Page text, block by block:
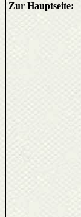
Zur Hauptseite: